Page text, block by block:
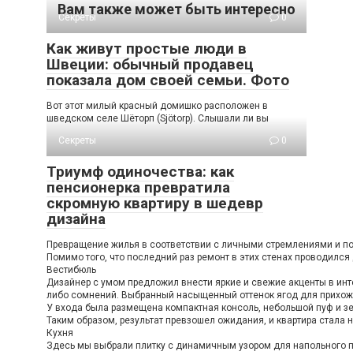
Вам также может быть интересно
Секреты 0
Как живут простые люди в
Швеции: обычный продавец
показала дом своей семьи. Фото
Вот этот милый красный домишко расположен в
шведском селе Шёторп (Sjötorp). Слышали ли вы
Секреты
0
Триумф одиночества: как
пенсионерка превратила
скромную квартиру в шедевр
дизайна
Превращение жилья в соответствии с личными стремлениями и
Помимо того, что последний раз ремонт в этих стенах
Вестибюль
Дизайнер с умом предложил внести яркие и свежие акценты в
либо сомнений. Выбранный насыщенный оттенок ягод для
У входа была размещена компактная консоль, небольшой пуф и
Таким образом, результат превзошел ожидания, и квартира
Кухня
Здесь мы выбрали плитку с динамичным узором для напольного